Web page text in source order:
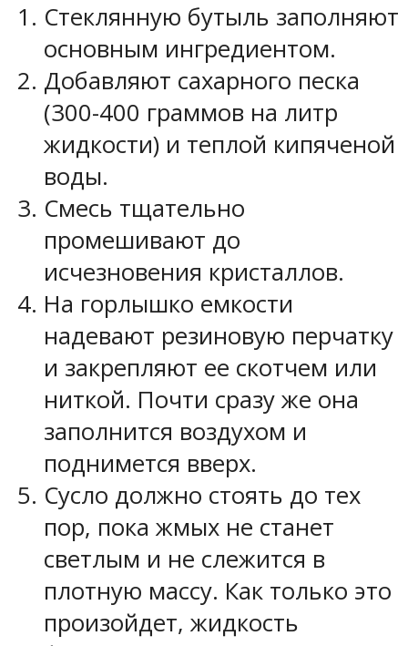
Стеклянную бутыль заполняют
основным ингредиентом.
Добавляют сахарного песка
(300-400 граммов на литр
жидкости) и теплой кипяченой
воды.
Смесь тщательно
промешивают до
исчезновения кристаллов.
На горлышко емкости
надевают резиновую перчатку
и закрепляют ее скотчем или
ниткой. Почти сразу же она
заполнится воздухом и
поднимется вверх.
Сусло должно стоять до тех
пор, пока жмых не станет
светлым и не слежится в
плотную массу. Как только это
произойдет, жидкость